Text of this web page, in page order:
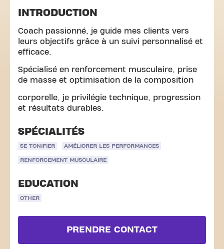
INTRODUCTION
Coach passionné, je guide mes clients vers
leurs objectifs grâce à un suivi personnalisé et
efficace.
Spécialisé en renforcement musculaire, prise
de masse et optimisation de la composition
corporelle, je privilégie technique, progression
et résultats durables.
SPÉCIALITÉS
SE TONIFIER AMÉLIORER LES PERFORMANCES
RENFORCEMENT MUSCULAIRE
EDUCATION
OTHER
PRENDRE CONTACT